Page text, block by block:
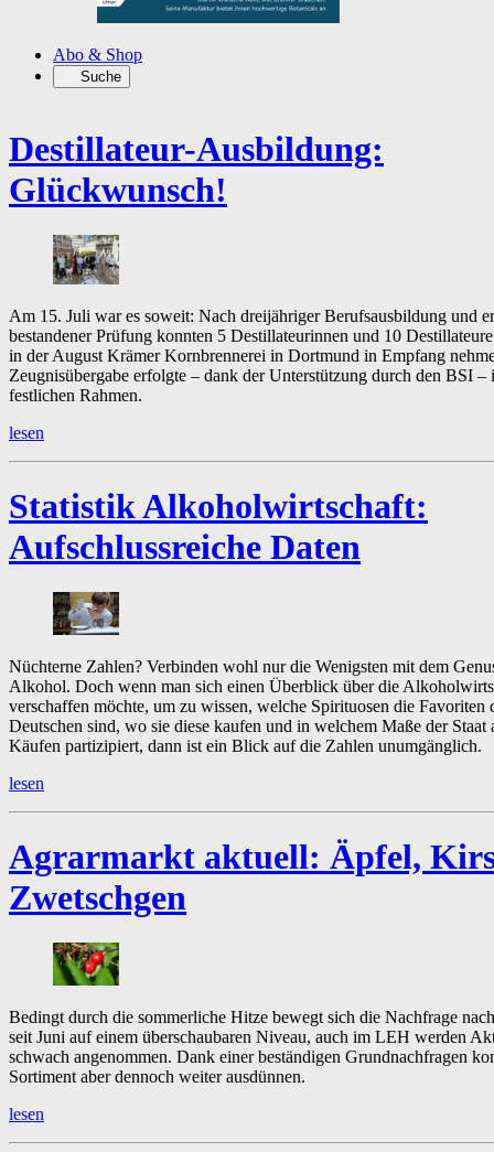
Abo & Shop
Suche
Destillateur-Ausbildung:
Glückwunsch!
Am 15. Juli war es soweit: Nach dreijähriger Berufsausbildung und
bestandener Prüfung konnten 5 Destillateurinnen und 10
in der August Krämer Kornbrennerei in Dortmund in Empfang
Zeugnisübergabe erfolgte – dank der Unterstützung durch den BSI –
festlichen Rahmen.
lesen
Statistik Alkoholwirtschaft:
Aufschlussreiche Daten
Nüchterne Zahlen? Verbinden wohl nur die Wenigsten mit dem
Alkohol. Doch wenn man sich einen Überblick über die
verschaffen möchte, um zu wissen, welche Spirituosen die Favoriten
Deutschen sind, wo sie diese kaufen und in welchem Maße der Staat
Käufen partizipiert, dann ist ein Blick auf die Zahlen unumgänglich.
lesen
Agrarmarkt aktuell: Äpfel,
Zwetschgen
Bedingt durch die sommerliche Hitze bewegt sich die Nachfrage
seit Juni auf einem überschaubaren Niveau, auch im LEH werden
schwach angenommen. Dank einer beständigen Grundnachfragen
Sortiment aber dennoch weiter ausdünnen.
lesen